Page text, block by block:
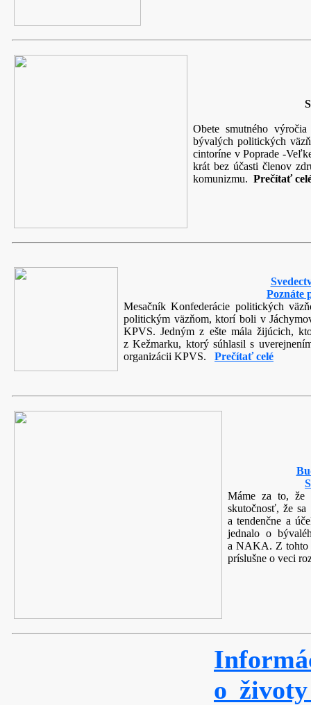
Obete smutného
bývalých politických
cintoríne v Poprade -
krát bez účasti členov
komunizmu. Prečítať
Poznáte
Mesačník Konfederácie politických
politickým väzňom, ktorí boli v
KPVS. Jedným z ešte mála žijúcich,
z Kežmarku, ktorý súhlasil s
organizácii KPVS. Prečítať celé
Máme za to, že
skutočnosť, že
a tendenčne a
jednalo o
a NAKA. Z tohto
príslušne o veci
o